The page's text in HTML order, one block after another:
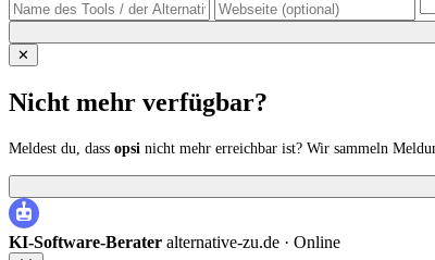
✕
Nicht mehr verfügbar?
Meldest du, dass opsi nicht mehr erreichbar ist? Wir sammeln
KI-Software-Berater alternative-zu.de · Online